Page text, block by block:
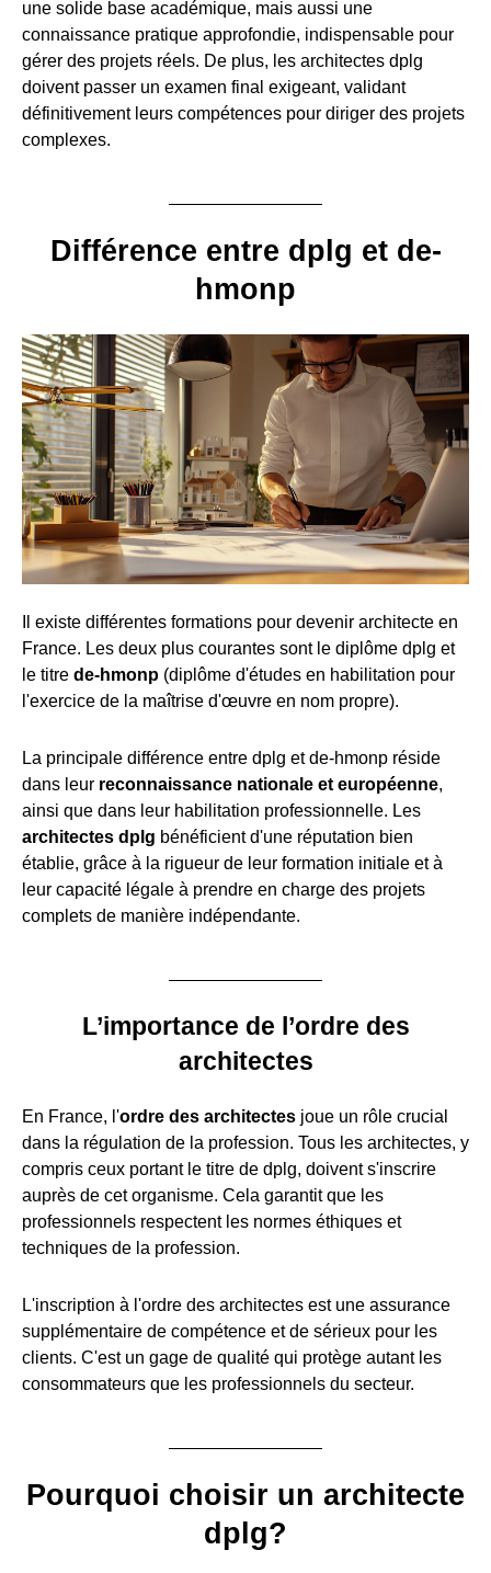
une solide base académique, mais aussi une
connaissance pratique approfondie, indispensable pour
gérer des projets réels. De plus, les architectes dplg
doivent passer un examen final exigeant, validant
définitivement leurs compétences pour diriger des projets
complexes.
Différence entre dplg et de-
hmonp
Il existe différentes formations pour devenir architecte en
France. Les deux plus courantes sont le diplôme dplg et
le titre de-hmonp (diplôme d'études en habilitation pour
l'exercice de la maîtrise d'œuvre en nom propre).
La principale différence entre dplg et de-hmonp réside
dans leur reconnaissance nationale et européenne,
ainsi que dans leur habilitation professionnelle. Les
architectes dplg bénéficient d'une réputation bien
établie, grâce à la rigueur de leur formation initiale et à
leur capacité légale à prendre en charge des projets
complets de manière indépendante.
L’importance de l’ordre des
architectes
En France, l'ordre des architectes joue un rôle crucial
dans la régulation de la profession. Tous les architectes, y
compris ceux portant le titre de dplg, doivent s'inscrire
auprès de cet organisme. Cela garantit que les
professionnels respectent les normes éthiques et
techniques de la profession.
L'inscription à l'ordre des architectes est une assurance
supplémentaire de compétence et de sérieux pour les
clients. C'est un gage de qualité qui protège autant les
consommateurs que les professionnels du secteur.
Pourquoi choisir un architecte
dplg?